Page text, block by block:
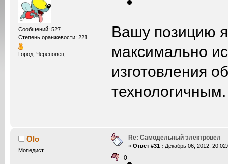
Сообщений: 527
Степень оранжевости: 221
Город: Череповец
Вашу позицию
максимально
изготовления
Olo
Мопедист
Re: Самодельный электровел
« Ответ #31 : Декабрь 06, 2012,
-0